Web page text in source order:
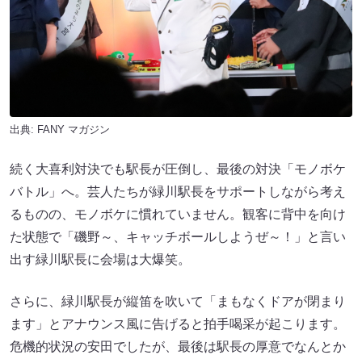
出典: FANY マガジン
続く大喜利対決でも駅長が圧倒し、最後の対決「モノボケ
バトル」へ。芸人たちが緑川駅長をサポートしながら考え
るものの、モノボケに慣れていません。観客に背中を向け
た状態で「磯野～、キャッチボールしようぜ～！」と言い
出す緑川駅長に会場は大爆笑。
さらに、緑川駅長が縦笛を吹いて「まもなくドアが閉まり
ます」とアナウンス風に告げると拍手喝采が起こります。
危機的状況の安田でしたが、最後は駅長の厚意でなんとか